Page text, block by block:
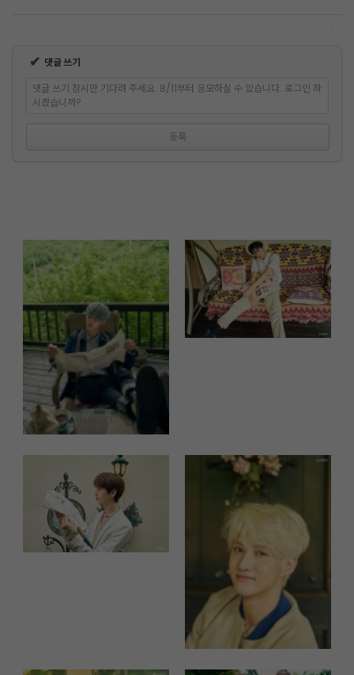
✔ 댓글 쓰기
댓글 쓰기 잠시만 기다려 주세요. 8/11부터 응모하실 수 있습니다. 로그인 하
시겠습니까?